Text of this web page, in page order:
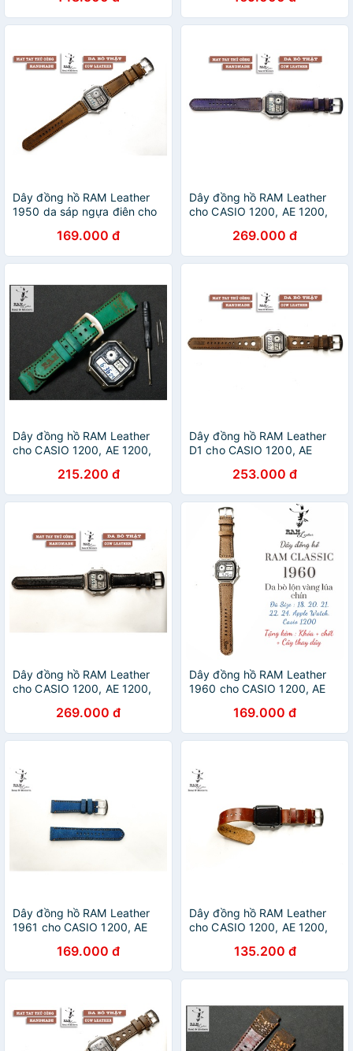
nâu
Dây đồng hồ RAM Leather
1950 da sáp ngựa điên cho
1100, A159 , A168 , Size 18
169.000 đ
Dây đồng hồ RAM Leather
cho CASIO 1200, AE 1200,
Size 18 da bò Italia xanh
dương
269.000 đ
Dây đồng hồ RAM Leather
cho CASIO 1200, AE 1200,
Size 18 Trống Đồng Việt
Nam xanh
215.200 đ
Dây đồng hồ RAM Leather
D1 cho CASIO 1200, AE
A168 , Size 18 da bò nâu
đất
253.000 đ
Dây đồng hồ RAM Leather
cho CASIO 1200, AE 1200,
Size 18 da bò thật đen
tuyền
269.000 đ
Dây đồng hồ RAM Leather
1960 cho CASIO 1200, AE
A168 , Size 18 da bò lộn nâu
169.000 đ
Dây đồng hồ RAM Leather
1961 cho CASIO 1200, AE
A168 , Size 18 da bò lộn
navy
169.000 đ
Dây đồng hồ RAM Leather
cho CASIO 1200, AE 1200,
Size 18 da bò nâu đỏ Nato
135.200 đ